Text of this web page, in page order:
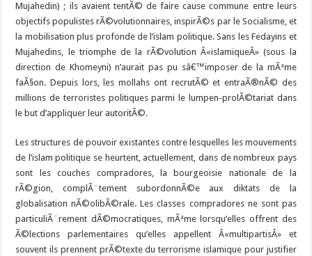
Mujahedin) ; ils avaient tentÃ© de faire cause commune entre leurs
objectifs populistes rÃ©volutionnaires, inspirÃ©s par le Socialisme, et
la mobilisation plus profonde de l’islam politique. Sans les Fedayins et
Mujahedins, le triomphe de la rÃ©volution Â«islamiqueÂ» (sous la
direction de Khomeyni) n’aurait pas pu sâ€™imposer de la mÃªme
faÃ§on. Depuis lors, les mollahs ont recrutÃ© et entraÃ®nÃ© des
millions de terroristes politiques parmi le lumpen-prolÃ©tariat dans
le but d’appliquer leur autoritÃ©.
Les structures de pouvoir existantes contre lesquelles les mouvements
de l’islam politique se heurtent, actuellement, dans de nombreux pays
sont les couches compradores, la bourgeoisie nationale de la
rÃ©gion, complÃ¨tement subordonnÃ©e aux diktats de la
globalisation nÃ©olibÃ©rale. Les classes compradores ne sont pas
particuliÃ¨rement dÃ©mocratiques, mÃªme lorsqu’elles offrent des
Ã©lections parlementaires qu’elles appellent Â«multipartisÂ» et
souvent ils prennent prÃ©texte du terrorisme islamique pour justifier